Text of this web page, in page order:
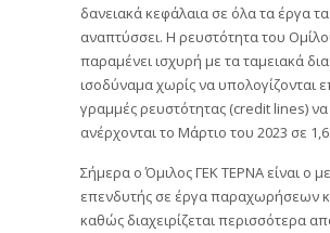
δανειακά κεφάλαια σε όλα τα έργα
αναπτύσσει. Η ρευστότητα του
παραμένει ισχυρή με τα ταμειακά
ισοδύναμα χωρίς να υπολογίζονται
γραμμές ρευστότητας (credit lines) να
ανέρχονται το Μάρτιο του 2023 σε
Σήμερα ο Όμιλος ΓΕΚ ΤΕΡΝΑ είναι ο
επενδυτής σε έργα παραχωρήσεων
καθώς διαχειρίζεται περισσότερα